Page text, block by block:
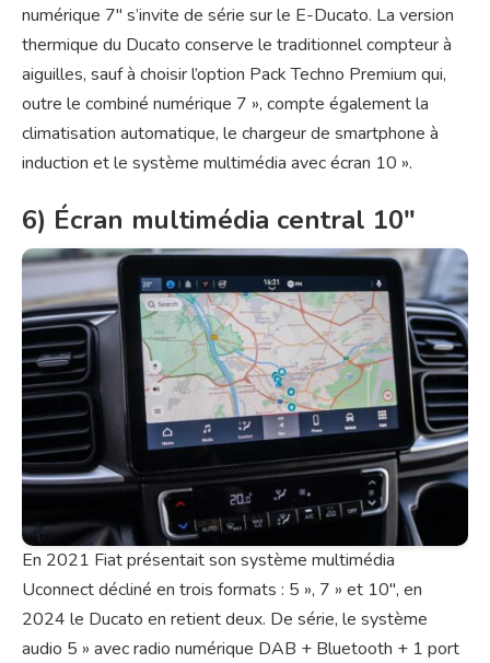
numérique 7″ s’invite de série sur le E-Ducato. La version
thermique du Ducato conserve le traditionnel compteur à
aiguilles, sauf à choisir l’option Pack Techno Premium qui,
outre le combiné numérique 7 », compte également la
climatisation automatique, le chargeur de smartphone à
induction et le système multimédia avec écran 10 ».
6) Écran multimédia central 10″
En 2021 Fiat présentait son système multimédia
Uconnect décliné en trois formats : 5 », 7 » et 10″, en
2024 le Ducato en retient deux. De série, le système
audio 5 » avec radio numérique DAB + Bluetooth + 1 port